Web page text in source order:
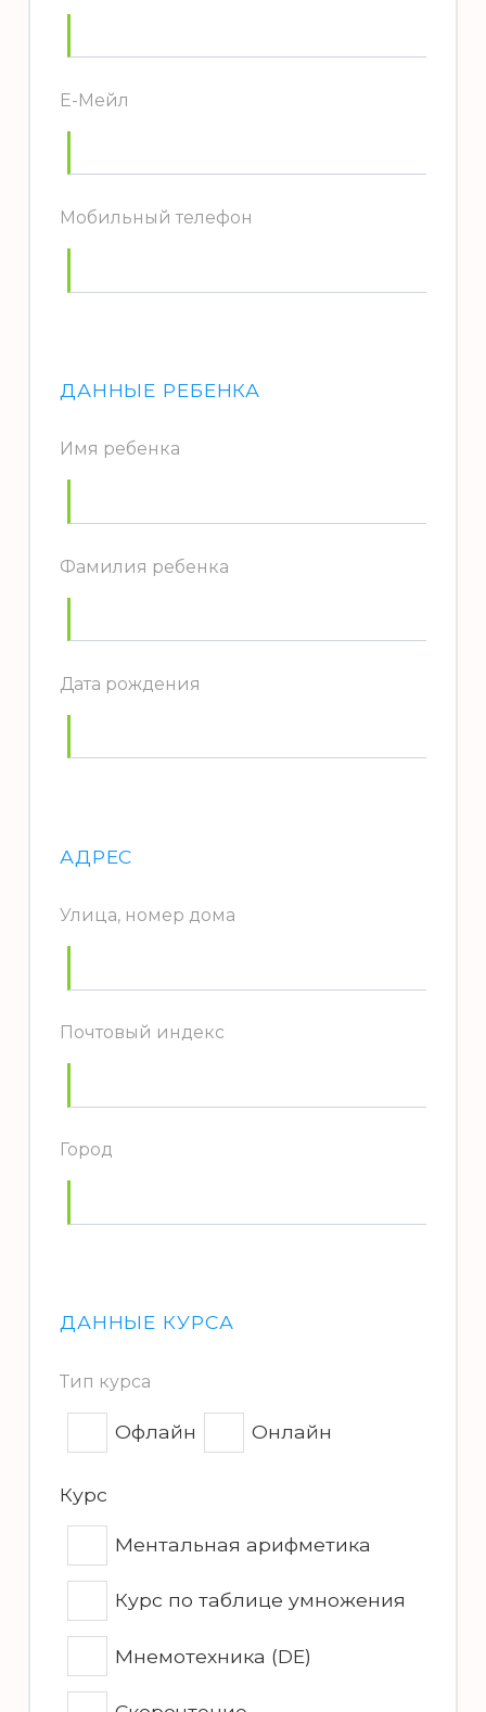
E-Mейл
Мобильный телефон
ДАННЫЕ РЕБЕНКА
Имя ребенка
Фамилия ребенка
Дата рождения
АДРЕС
Улица, номер дома
Почтовый индекс
Город
ДАННЫЕ КУРСА
Тип курса
Офлайн Онлайн
Курс
Ментальная арифметика
Курс по таблице умножения
Мнемотехника (DE)